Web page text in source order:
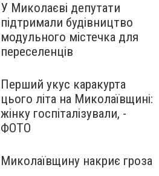
У Миколаєві депутати
підтримали будівництво
модульного містечка для
переселенців
Перший укус каракурта
цього літа на Миколаївщині:
жінку госпіталізували, -
ФОТО
Миколаївщину накриє гроза